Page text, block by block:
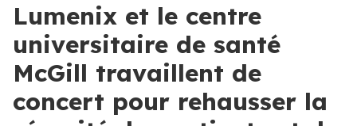
Lumenix et le centre
universitaire de santé
McGill travaillent de
concert pour rehausser la